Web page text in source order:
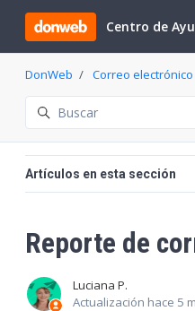
Saltar al contenido principal
Centro de
DonWeb Correo electrónico
Búsqueda
Reporte de
Luciana P.
Actualización hace 5
Artículos en esta sección